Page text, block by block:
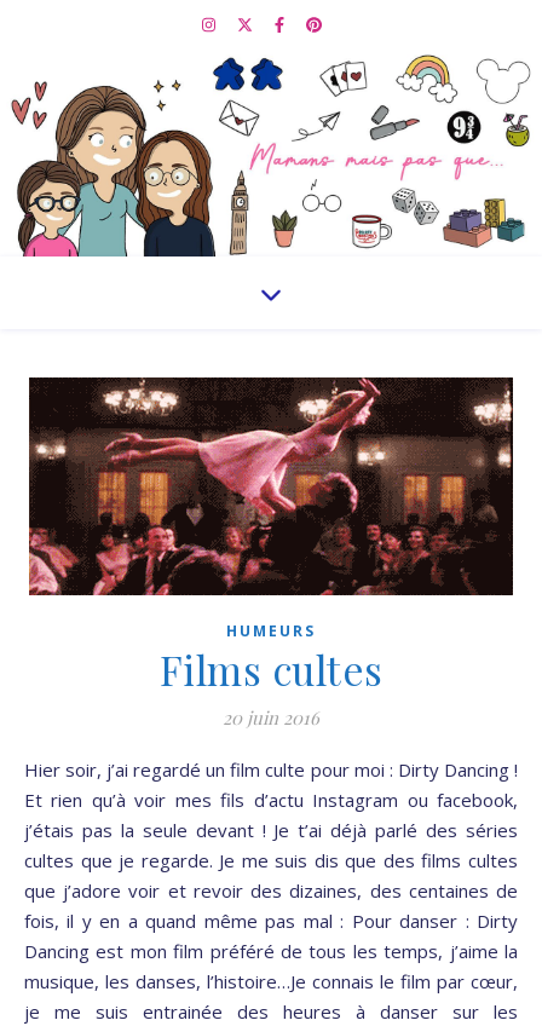
HUMEURS
Films cultes
20 juin 2016
Hier soir, j’ai regardé un film culte pour moi : Dirty Dancing !
Et rien qu’à voir mes fils d’actu Instagram ou facebook,
j’étais pas la seule devant ! Je t’ai déjà parlé des séries
cultes que je regarde. Je me suis dis que des films cultes
que j’adore voir et revoir des dizaines, des centaines de
fois, il y en a quand même pas mal : Pour danser : Dirty
Dancing est mon film préféré de tous les temps, j’aime la
musique, les danses, l’histoire…Je connais le film par cœur,
je me suis entrainée des heures à danser sur les